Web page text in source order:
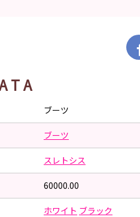
ブーツ
ブーツ
スレトシス
60000.00
ホワイト ブラック